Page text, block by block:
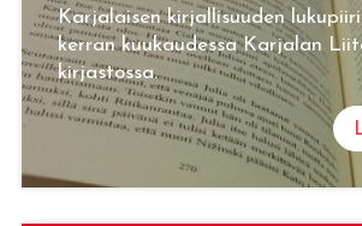
Karjalaisen kirjallisuuden
kerran kuukaudessa Karjalan
kirjastossa.